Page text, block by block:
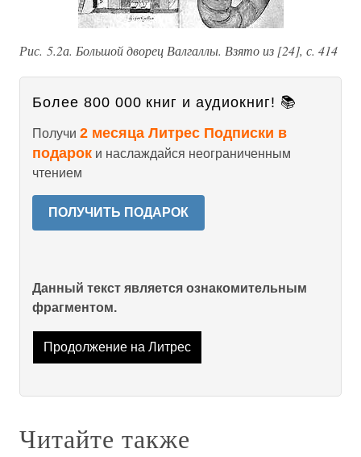
Рис. 5.2а. Большой дворец Валгаллы. Взято из [24], с. 414
Более 800 000 книг и аудиокниг! 📚
Получи 2 месяца Литрес Подписки в
подарок и наслаждайся неограниченным
чтением
ПОЛУЧИТЬ ПОДАРОК
Данный текст является ознакомительным
фрагментом.
Продолжение на Литрес
Читайте также